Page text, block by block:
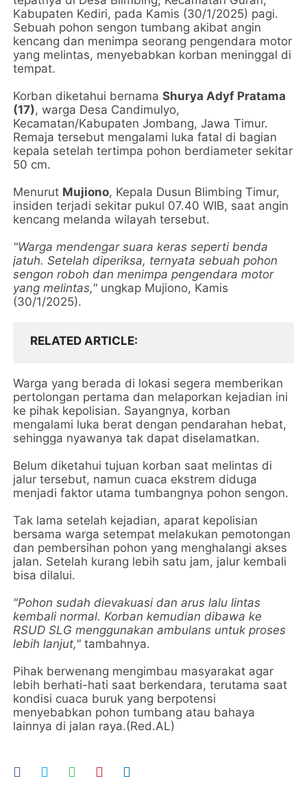
Kabupaten Kediri, pada Kamis (30/1/2025) pagi.
Sebuah pohon sengon tumbang akibat angin
kencang dan menimpa seorang pengendara motor
yang melintas, menyebabkan korban meninggal di
tempat.
Korban diketahui bernamaShurya Adyf Pratama
(17), warga Desa Candimulyo,
Kecamatan/Kabupaten Jombang, Jawa Timur.
Remaja tersebut mengalami luka fatal di bagian
kepala setelah tertimpa pohon berdiameter sekitar
50 cm.
Menurut Mujiono, Kepala Dusun Blimbing Timur,
insiden terjadi sekitar pukul 07.40 WIB, saat angin
kencang melanda wilayah tersebut.
"Warga mendengar suara keras seperti benda
jatuh. Setelah diperiksa, ternyata sebuah pohon
sengon roboh dan menimpa pengendara motor
yang melintas," ungkap Mujiono, Kamis
(30/1/2025).
RELATED ARTICLE
Warga yang berada di lokasi segera memberikan
pertolongan pertama dan melaporkan kejadian ini
ke pihak kepolisian. Sayangnya, korban
mengalami luka berat dengan pendarahan hebat,
sehingga nyawanya tak dapat diselamatkan.
Belum diketahui tujuan korban saat melintas di
jalur tersebut, namun cuaca ekstrem diduga
menjadi faktor utama tumbangnya pohon sengon.
Tak lama setelah kejadian, aparat kepolisian
bersama warga setempat melakukan pemotongan
dan pembersihan pohon yang menghalangi akses
jalan. Setelah kurang lebih satu jam, jalur kembali
bisa dilalui.
"Pohon sudah dievakuasi dan arus lalu lintas
kembali normal. Korban kemudian dibawa ke
RSUD SLG menggunakan ambulans untuk proses
lebih lanjut," tambahnya.
Pihak berwenang mengimbau masyarakat agar
lebih berhati-hati saat berkendara, terutama saat
kondisi cuaca buruk yang berpotensi
menyebabkan pohon tumbang atau bahaya
lainnya di jalan raya.(Red.AL)